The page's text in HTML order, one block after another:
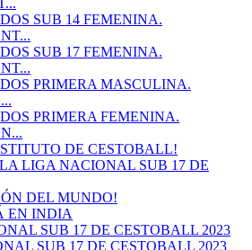
SUB 14 FEMENINA.
SUB 17 FEMENINA.
PRIMERA MASCULINA.
PRIMERA FEMENINA.
DE CESTOBALL!
LIGA NACIONAL SUB 17 DE
DEL MUNDO!
EN INDIA
SUB 17 DE CESTOBALL 2023
SUB 17 DE CESTOBALL 2023